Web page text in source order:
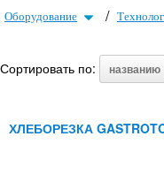
Оборудование /
Сортировать по: названию
ХЛЕБОРЕЗКА